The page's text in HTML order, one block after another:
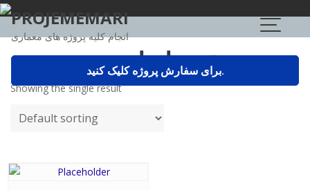
Skip
content
PROJEMEMARI
انجام کلیه پروژه های معماری
برای سفارش پروژه کلیک کنید.
تحقیق انواع پیچ و مهره
Showing the single result